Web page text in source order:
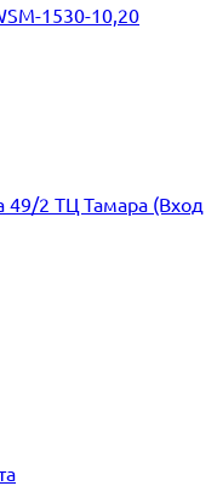
1530-10,20
49/2 ТЦ Тамара (Вход